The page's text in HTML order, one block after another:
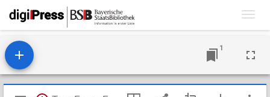
1
Mirador